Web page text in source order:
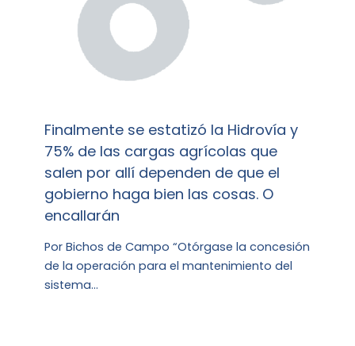
Finalmente se estatizó la Hidrovía y
75% de las cargas agrícolas que
salen por allí dependen de que el
gobierno haga bien las cosas. O
encallarán
Por Bichos de Campo “Otórgase la concesión
de la operación para el mantenimiento del
sistema…